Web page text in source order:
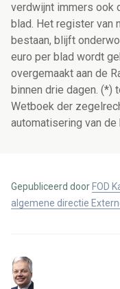
verdwijnt immers ook
blad. Het register van
bestaan, blijft
euro per blad wordt
overgemaakt aan de
binnen drie dagen. (*)
Wetboek der
automatisering van
Gepubliceerd door FOD
algemene directie